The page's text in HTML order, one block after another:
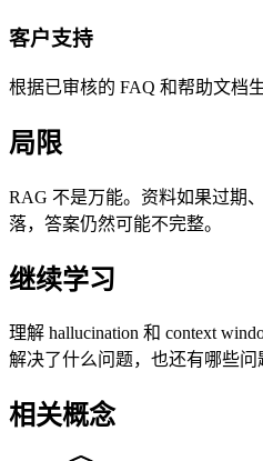
客户支持
根据已审核的 FAQ 和帮助文档
局限
RAG 不是万能。资料如果过期
落，答案仍然可能不完整。
继续学习
理解 hallucination 和 context
解决了什么问题，也还有哪些问
相关概念